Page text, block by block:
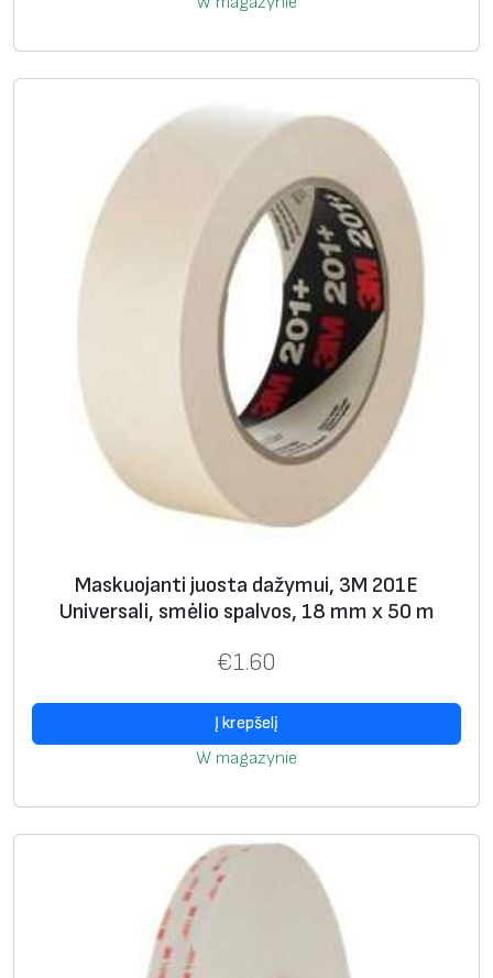
Maskuojanti juosta dažymui, 3M 201E
Universali, smėlio spalvos, 18 mm x 50 m
€1.60
Į krepšelį
W magazynie